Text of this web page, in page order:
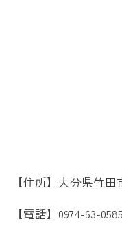
【住所】大分県竹
【電話】0974-63-